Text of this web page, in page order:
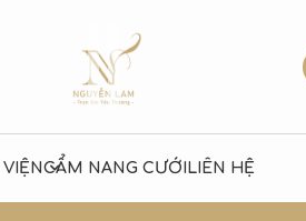
CẨM NANG CƯỚI LIÊN HỆ